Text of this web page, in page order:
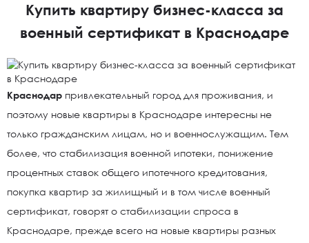
Купить квартиру бизнес-класса за
военный сертификат в Краснодаре
Краснодар привлекательный город для проживания, и
поэтому новые квартиры в Краснодаре интересны не
только гражданским лицам, но и военнослужащим. Тем
более, что стабилизация военной ипотеки, понижение
процентных ставок общего ипотечного кредитования,
покупка квартир за жилищный и в том числе военный
сертификат, говорят о стабилизации спроса в
Краснодаре, прежде всего на новые квартиры разных